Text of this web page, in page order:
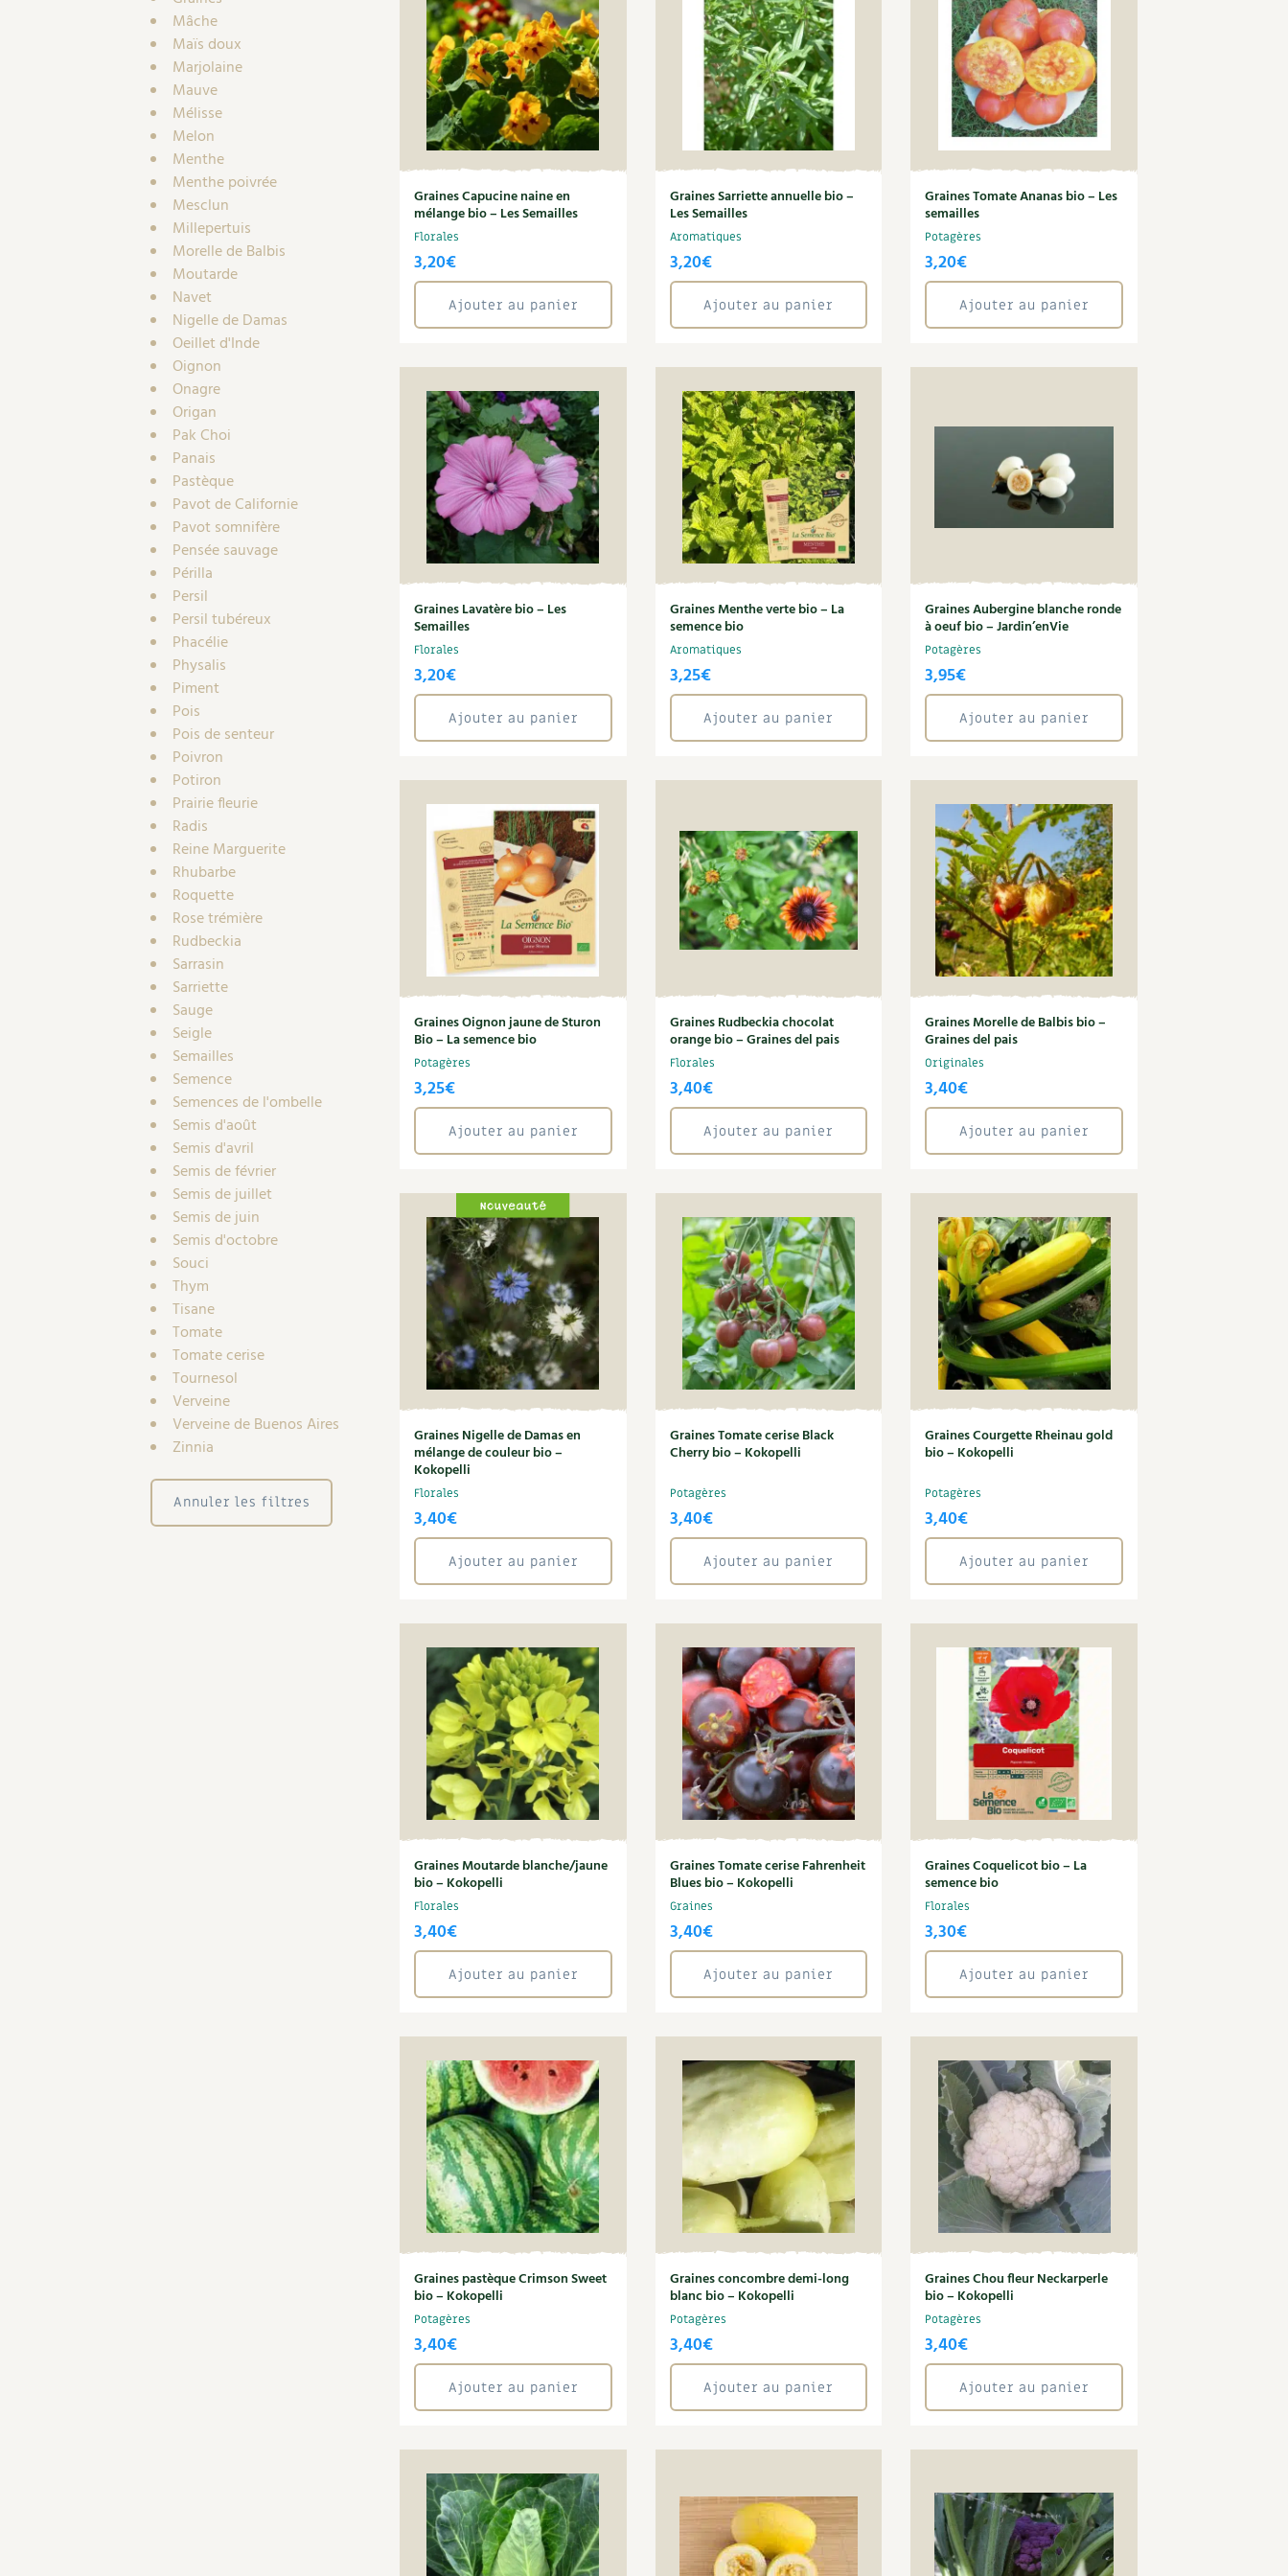
Mâche
Maïs doux
Marjolaine
Mauve
Mélisse
Melon
Menthe
Menthe poivrée
Mesclun
Millepertuis
Morelle de Balbis
Moutarde
Navet
Nigelle de Damas
Oeillet d'Inde
Oignon
Onagre
Origan
Pak Choi
Panais
Pastèque
Pavot de Californie
Pavot somnifère
Pensée sauvage
Périlla
Persil
Persil tubéreux
Phacélie
Physalis
Piment
Pois
Pois de senteur
Poivron
Potiron
Prairie fleurie
Radis
Reine Marguerite
Rhubarbe
Roquette
Rose trémière
Rudbeckia
Sarrasin
Sarriette
Sauge
Seigle
Semailles
Semence
Semences de l'ombelle
Semis d'août
Semis d'avril
Semis de février
Semis de juillet
Semis de juin
Semis d'octobre
Souci
Thym
Tisane
Tomate
Tomate cerise
Tournesol
Verveine
Verveine de Buenos Aires
Zinnia
Annuler les filtres
Graines Capucine naine en
mélange bio – Les Semailles
Florales
3,20€
Ajouter au panier
Graines Sarriette annuelle bio –
Les Semailles
Aromatiques
3,20€
Ajouter au panier
Graines Tomate Ananas bio – Les
semailles
Potagères
3,20€
Ajouter au panier
Graines Lavatère bio – Les
Semailles
Florales
3,20€
Ajouter au panier
Graines Menthe verte bio – La
semence bio
Aromatiques
3,25€
Ajouter au panier
Graines Aubergine blanche ronde
à oeuf bio – Jardin’enVie
Potagères
3,95€
Ajouter au panier
Graines Oignon jaune de Sturon
Bio – La semence bio
Potagères
3,25€
Ajouter au panier
Graines Rudbeckia chocolat
orange bio – Graines del pais
Florales
3,40€
Ajouter au panier
Graines Morelle de Balbis bio –
Graines del pais
Originales
3,40€
Ajouter au panier
Graines Nigelle de Damas en
mélange de couleur bio –
Kokopelli
Florales
3,40€
Ajouter au panier
Graines Tomate cerise Black
Cherry bio – Kokopelli
Potagères
3,40€
Ajouter au panier
Graines Courgette Rheinau gold
bio – Kokopelli
Potagères
3,40€
Ajouter au panier
Graines Moutarde blanche/jaune
bio – Kokopelli
Florales
3,40€
Ajouter au panier
Graines Tomate cerise Fahrenheit
Blues bio – Kokopelli
Graines
3,40€
Ajouter au panier
Graines Coquelicot bio – La
semence bio
Florales
3,30€
Ajouter au panier
Graines pastèque Crimson Sweet
bio – Kokopelli
Potagères
3,40€
Ajouter au panier
Graines concombre demi-long
blanc bio – Kokopelli
Potagères
3,40€
Ajouter au panier
Graines Chou fleur Neckarperle
bio – Kokopelli
Potagères
3,40€
Ajouter au panier